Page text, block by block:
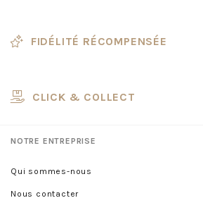
FIDÉLITÉ RÉCOMPENSÉE
CLICK & COLLECT
NOTRE ENTREPRISE
Qui sommes-nous
Nous contacter